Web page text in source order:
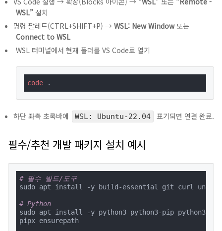
WSL” 설치
명령 팔레트(CTRL+SHIFT+P) → WSL: New Window또는
Connect to WSL
WSL 터미널에서 현재 폴더를 VS Code로 열기
code .
하단 좌측 초록바에 WSL: Ubuntu-22.04 표기되면 연결 완료.
필수/추천 개발 패키지 설치 예시
# 필수 빌드/도구
sudo apt install -y build-essential git curl unzip
# Python
sudo apt install -y python3 python3-pip python3-
pipx ensurepath